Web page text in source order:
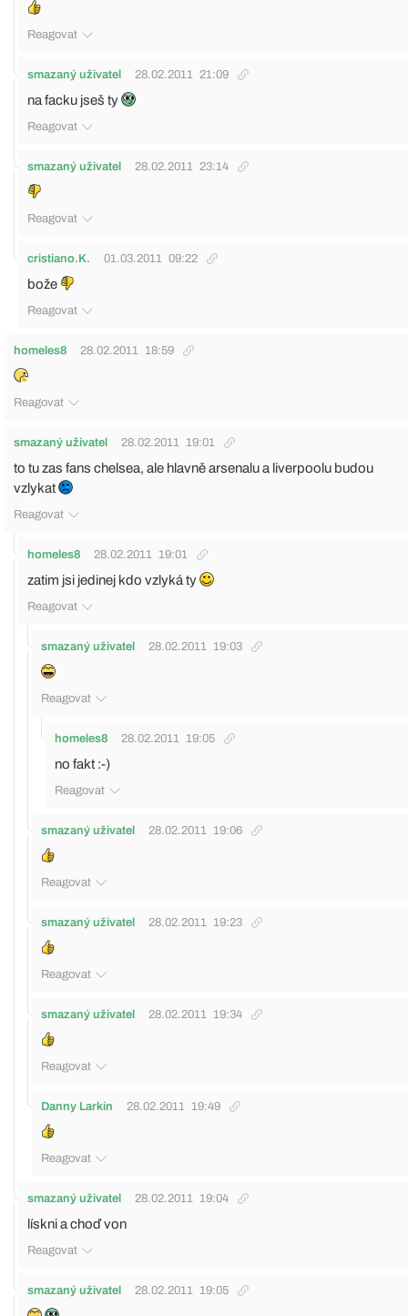
Reagovat
smazaný uživatel 28.02.2011 21:09
na facku jseš ty
Reagovat
smazaný uživatel 28.02.2011 23:14
Reagovat
cristiano.K. 01.03.2011 09:22
bože
Reagovat
homeles8 28.02.2011 18:59
Reagovat
smazaný uživatel 28.02.2011 19:01
to tu zas fans chelsea, ale hlavně arsenalu a liverpoolu budou
vzlykat
Reagovat
homeles8 28.02.2011 19:01
zatim jsi jedinej kdo vzlyká ty
Reagovat
smazaný uživatel 28.02.2011 19:03
Reagovat
homeles8 28.02.2011 19:05
no fakt :-)
Reagovat
smazaný uživatel 28.02.2011 19:06
Reagovat
smazaný uživatel 28.02.2011 19:23
Reagovat
smazaný uživatel 28.02.2011 19:34
Reagovat
Danny Larkin 28.02.2011 19:49
Reagovat
smazaný uživatel 28.02.2011 19:04
lískni a choď von
Reagovat
smazaný uživatel 28.02.2011 19:05